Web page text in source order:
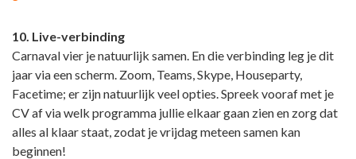
10. Live-verbinding
Carnaval vier je natuurlijk samen. En die verbinding leg je dit
jaar via een scherm. Zoom, Teams, Skype, Houseparty,
Facetime; er zijn natuurlijk veel opties. Spreek vooraf met je
CV af via welk programma jullie elkaar gaan zien en zorg dat
alles al klaar staat, zodat je vrijdag meteen samen kan
beginnen!